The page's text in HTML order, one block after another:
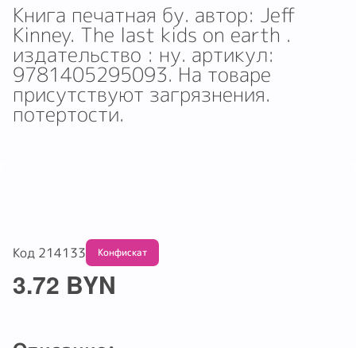
Книга печатная бу. автор: Jeff
Kinney. The last kids on earth .
издательство : ну. артикул:
9781405295093. На товаре
присутствуют загрязнения.
потертости.
Код 214133 Конфискат
3.72 BYN